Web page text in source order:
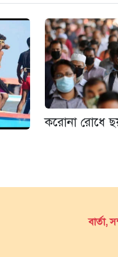
করোনা রোধে
বার্তা,